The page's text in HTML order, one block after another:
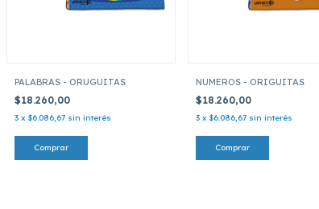
PALABRAS - ORUGUITAS
$18.260,00
3 x $6.086,67 sin interés
NUMEROS - ORIGUITAS
$18.260,00
3 x $6.086,67 sin interés